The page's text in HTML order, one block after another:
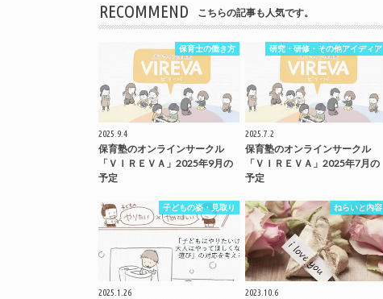
RECOMMEND こちらの記事も人気です。
保育士の働き方
2025.9.4
保育塾のオンラインサークル
「ＶＩＲＥＶＡ」2025年9月の
予定
研究・研修・その他アイディア
2025.7.2
保育塾のオンラインサークル
「ＶＩＲＥＶＡ」2025年7月の
予定
子どもの姿・見取り
2025.1.26
ねらいと内容
2023.10.6